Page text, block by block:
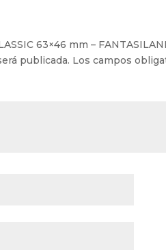
63×46 mm –
publicada. Los campos